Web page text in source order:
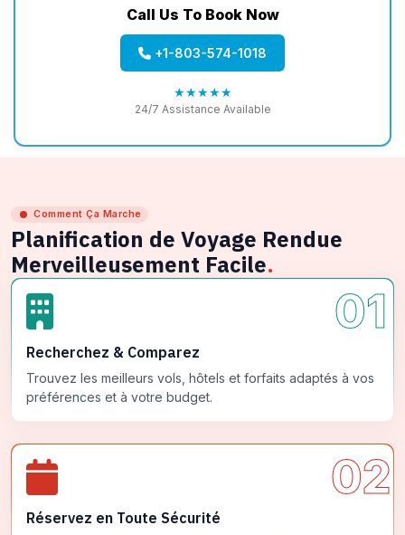
Call Us To Book Now
+1-803-574-1018
★★★★★
24/7 Assistance Available
Comment Ça Marche
Planification de Voyage Rendue
Merveilleusement Facile.
01
Recherchez & Comparez
Trouvez les meilleurs vols, hôtels et forfaits adaptés à vos
préférences et à votre budget.
02
Réservez en Toute Sécurité